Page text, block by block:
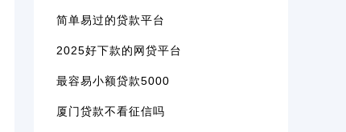
简单易过的贷款平台
2025好下款的网贷平台
最容易小额贷款5000
厦门贷款不看征信吗